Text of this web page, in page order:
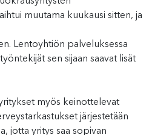
muutama kuukausi sitten, ja
Lentoyhtiön palveluksessa
sen sijaan saavat lisät
myös keinottelevat
järjestetään
jotta yritys saa sopivan